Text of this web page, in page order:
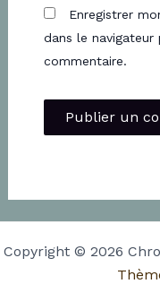
Enregistrer
dans le navigateur
commentaire.
Copyright © 2026